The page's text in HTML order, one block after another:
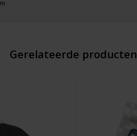
Gerelateerde producten